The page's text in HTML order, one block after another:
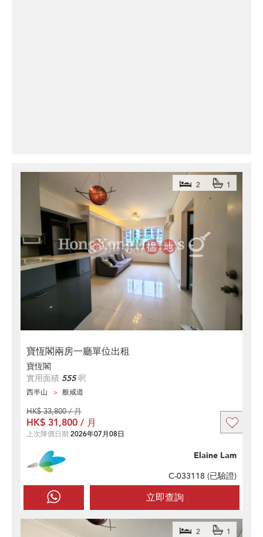
寶恆閣兩房一廳單位出租
2 1
寶恆閣
實用面積 555呎
西半山 般咸道
立即查詢
Elaine Lam
C-033118 (已驗證)
HK$ 33,800 / 月
HK$ 31,800 / 月
上次降價日期 2026年07月08日
2 1